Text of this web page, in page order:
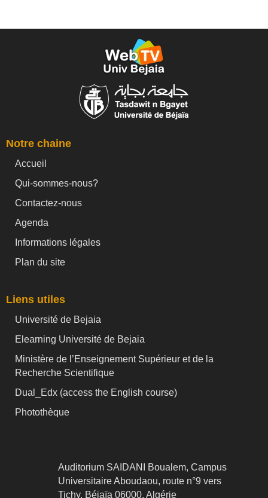
Notre chaine
Accueil
Qui-sommes-nous?
Contactez-nous
Agenda
Informations légales
Plan du site
Liens utiles
Université de Bejaia
Elearning Université de Bejaia
Ministère de l’Enseignement Supérieur et de la
Recherche Scientifique
Dual_Edx (access the English course)
Photothèque
Auditorium SAIDANI Boualem, Campus
Universitaire Aboudaou, route n°9 vers
Tichy, Béjaïa 06000, Algérie